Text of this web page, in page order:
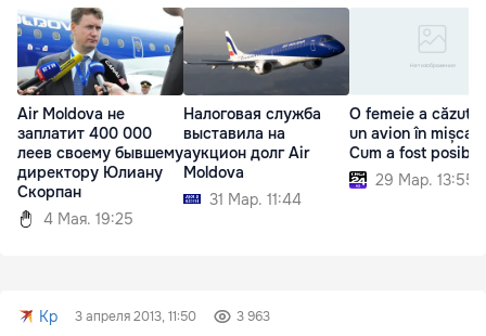
Air Moldova не
заплатит 400 000
леев своему бывшему
директору Юлиану
Скорпан
4 Мая. 19:25
Налоговая служба
выставила на
аукцион долг Air
Moldova
31 Мар. 11:44
O femeie a căzut
un avion în
Cum a fost posibil
29 Мар. 13:55
Kp 3 апреля 2013, 11:50 3 963